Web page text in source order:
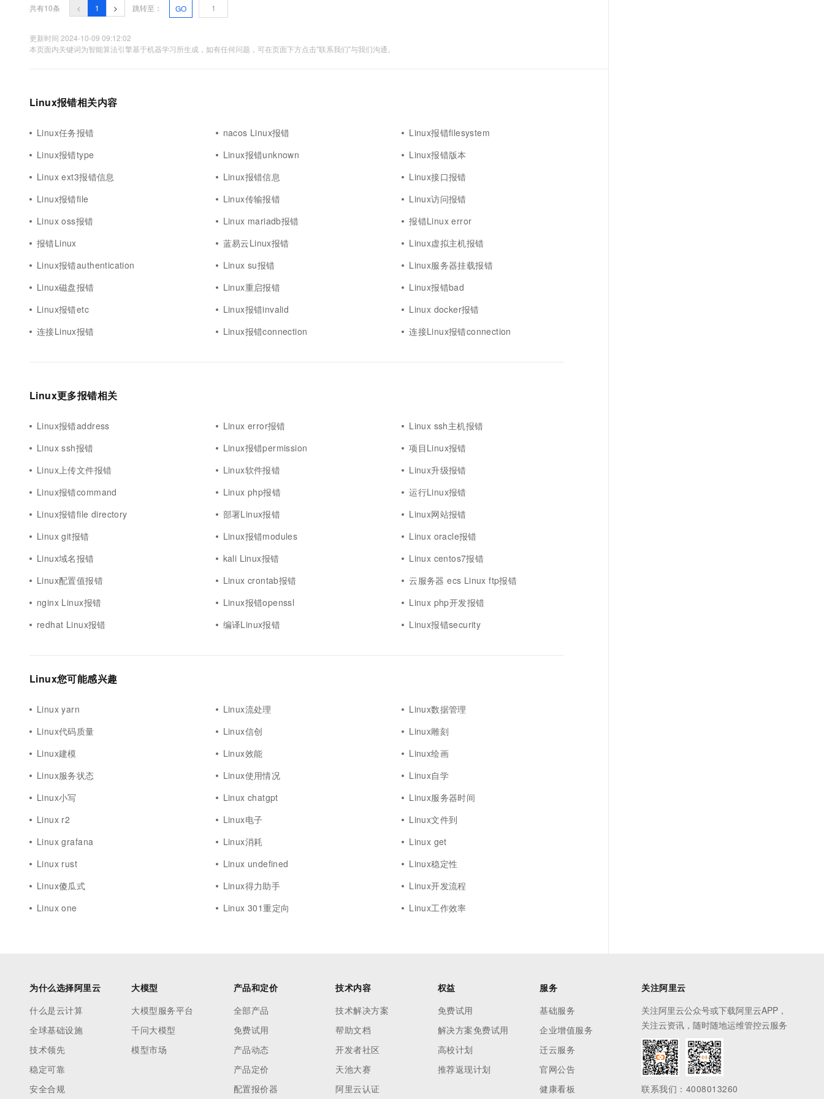
共有10条 < 1 > 跳转至： GO
更新时间 2024-10-09 09:12:02
本页面内关键词为智能算法引擎基于机器学习所生成，如有任何问题，可在页面下方点击"联系我们"与我们沟通。
Linux报错相关内容
Linux任务报错 nacos Linux报错
Linux报错filesystem
Linux报错type
Linux报错unknown
Linux报错版本
Linux ext3报错信息
Linux报错信息
Linux接口报错
Linux报错file
Linux传输报错
Linux访问报错
Linux oss报错
Linux mariadb报错
报错Linux error
报错Linux
蓝易云Linux报错
Linux虚拟主机报错
Linux报错authentication
Linux su报错
Linux服务器挂载报错
Linux磁盘报错
Linux重启报错
Linux报错bad
Linux报错etc
Linux报错invalid
Linux docker报错
连接Linux报错
Linux报错connection 连接Linux报错connection
Linux更多报错相关
Linux报错address Linux error报错
Linux ssh主机报错
Linux ssh报错
Linux报错permission
项目Linux报错
Linux上传文件报错
Linux软件报错
Linux升级报错
Linux报错command
Linux php报错
运行Linux报错
Linux报错file directory
部署Linux报错
Linux网站报错
Linux git报错
Linux报错modules
Linux oracle报错
Linux域名报错
kali Linux报错
Linux centos7报错
Linux配置值报错
Linux crontab报错
云服务器 ecs Linux ftp报错
nginx Linux报错
Linux报错openssl
Linux php开发报错
redhat Linux报错
编译Linux报错 Linux报错security
Linux您可能感兴趣
Linux yarn Linux流处理
Linux数据管理
Linux代码质量
Linux信创
Linux雕刻
Linux建模
Linux效能
Linux绘画
Linux服务状态
Linux使用情况
Linux自学
Linux小写
Linux chatgpt
Linux服务器时间
Linux r2
Linux电子
Linux文件到
Linux grafana
Linux消耗
Linux get
Linux rust
Linux undefined
Linux稳定性
Linux傻瓜式
Linux得力助手
Linux开发流程
Linux one
Linux 301重定向 Linux工作效率
为什么选择阿里云
什么是云计算
全球基础设施
技术领先
稳定可靠
安全合规
大模型
大模型服务平台
千问大模型
模型市场
产品和定价
全部产品
免费试用
产品动态
产品定价
配置报价器
技术内容
技术解决方案
帮助文档
开发者社区
天池大赛
阿里云认证
权益
免费试用
解决方案免费试用
高校计划
推荐返现计划
服务
基础服务
企业增值服务
迁云服务
官网公告
健康看板
关注阿里云
关注阿里云公众号或下载阿里云APP，
关注云资讯，随时随地运维管控云服务
联系我们：4008013260